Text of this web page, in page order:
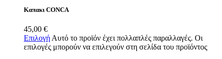
Καπακι CONCA
45,00 €
Επιλογή Αυτό το προϊόν έχει πολλαπλές παραλλαγές. Οι
επιλογές μπορούν να επιλεγούν στη σελίδα του προϊόντος